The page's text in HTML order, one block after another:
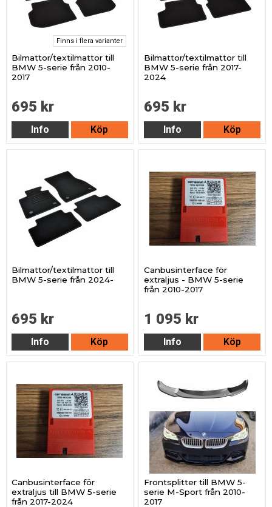
Finns i flera varianter
Bilmattor/textilmattor till
BMW 5-serie från 2010-
2017
695 kr
Info Köp
Bilmattor/textilmattor till
BMW 5-serie från 2017-
2024
695 kr
Info Köp
Bilmattor/textilmattor till
BMW 5-serie från 2024-
695 kr
Info Köp
Canbusinterface för
extraljus - BMW 5-serie
från 2010-2017
1 095 kr
Info Köp
Canbusinterface för
extraljus till BMW 5-serie
från 2017-2024
Frontsplitter till BMW 5-
serie M-Sport från 2010-
2017